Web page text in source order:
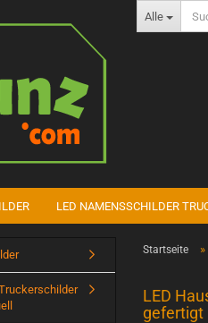
Alle
LED NAMENSSCHILDER
Startseite »
LED
gefertigt